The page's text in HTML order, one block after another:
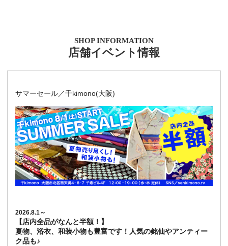
SHOP INFORMATION
店舗イベント情報
サマーセール／千kimono(大阪)
2026.8.1～
【店内全品がなんと半額！】
夏物、浴衣、和装小物も豊富です！人気の銘仙やアンティー
ク品も♪